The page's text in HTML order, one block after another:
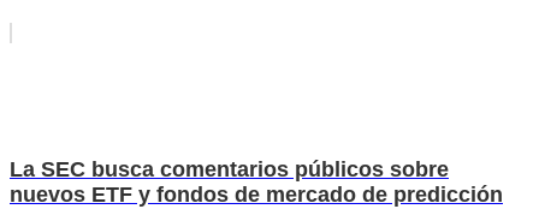
La SEC busca comentarios públicos sobre
nuevos ETF y fondos de mercado de predicción